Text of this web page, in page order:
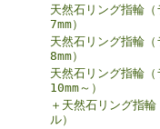
天然石リング指輪（
7mm）
天然石リング指輪（
8mm）
天然石リング指輪（
10mm～）
＋天然石リング指
ル）